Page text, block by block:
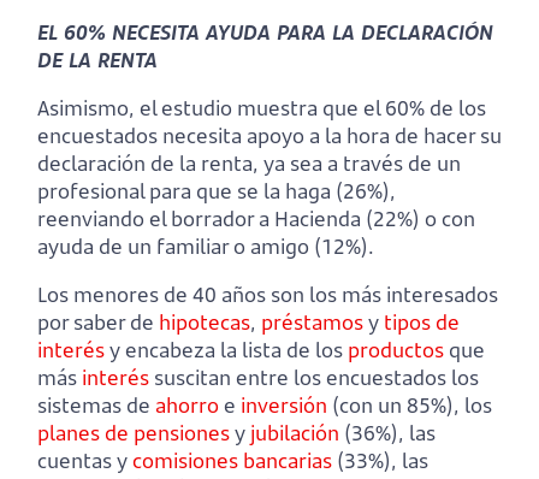
EL 60% NECESITA AYUDA PARA LA DECLARACIÓN
DE LA RENTA
Asimismo, el estudio muestra que el 60% de los
encuestados necesita apoyo a la hora de hacer su
declaración de la renta, ya sea a través de un
profesional para que se la haga (26%),
reenviando el borrador a Hacienda (22%) o con
ayuda de un familiar o amigo (12%).
Los menores de 40 años son los más interesados
por saber de hipotecas, préstamosy tipos de
interésy encabeza la lista de los productos que
más interés suscitan entre los encuestados los
sistemas de ahorroe inversión (con un 85%), los
planes de pensionesy jubilación (36%), las
cuentas ycomisiones bancarias (33%), las